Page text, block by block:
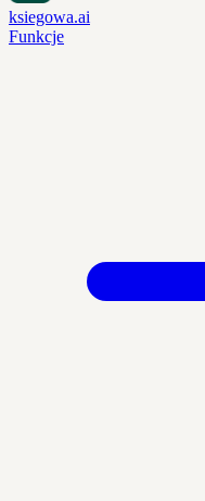
ksiegowa.ai
Funkcje